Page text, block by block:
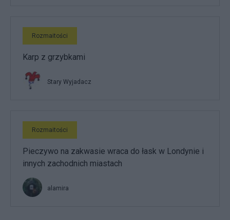
Rozmaitości
Karp z grzybkami
Stary Wyjadacz
Rozmaitości
Pieczywo na zakwasie wraca do łask w Londynie i
innych zachodnich miastach
alamira